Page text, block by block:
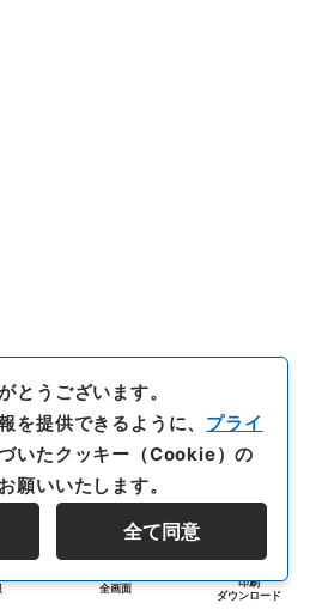
全画面
印刷
ダウンロード
とうございます。
を提供できるように、 プライ
いたクッキー（Cookie）の
願いいたします。
全て同意